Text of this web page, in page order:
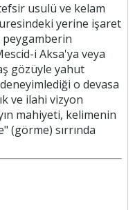
usulü ve kelam
yerine işaret
peygamberin
i Aksa'ya veya
gözüyle yahut
o devasa
ve ilahi vizyon
mahiyeti, kelimenin
(görme) sırrında